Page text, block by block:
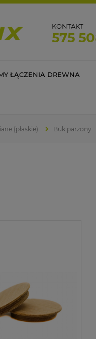
KONTAKT
575
ŁĄCZENIA DREWNA
(płaskie) Buk parzony